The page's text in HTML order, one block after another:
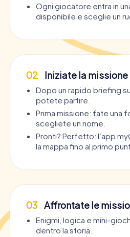
Ogni giocatore entra in
disponibile e sceglie un
02 Iniziate la missione
Dopo un rapido briefing
potete partire.
Prima missione: fate una
scegliete un nome.
Pronti? Perfetto: l’app
la mappa fino al primo
03 Affrontate le
Enigmi, logica e mini-
dentro la storia.